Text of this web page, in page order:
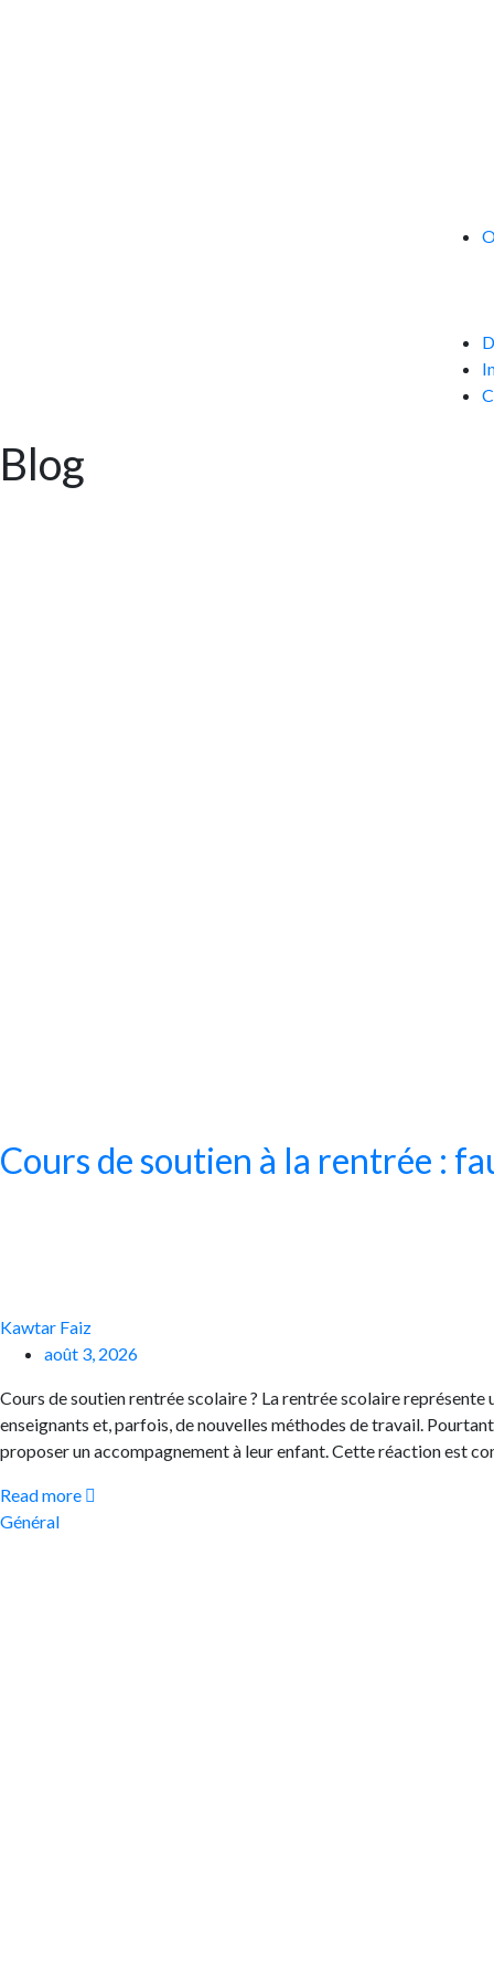
Blog
Cours de soutien à la rentrée :
Kawtar Faiz
août 3, 2026
Cours de soutien rentrée scolaire ? La rentrée scolaire représente
enseignants et, parfois, de nouvelles méthodes de travail.
proposer un accompagnement à leur enfant. Cette réaction est
Read more
Général